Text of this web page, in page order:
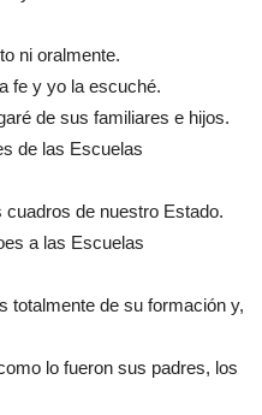
ni oralmente.
fe y yo la escuché.
de sus familiares e hijos.
de las Escuelas
de nuestro Estado.
a las Escuelas
totalmente de su formación y,
lo fueron sus padres, los